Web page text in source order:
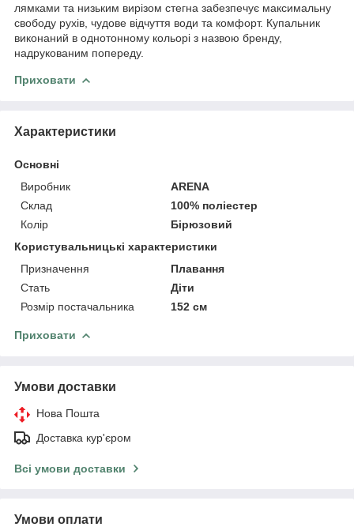
лямками та низьким вирізом стегна забезпечує максимальну
свободу рухів, чудове відчуття води та комфорт. Купальник
виконаний в однотонному кольорі з назвою бренду,
надрукованим попереду.
Приховати
Характеристики
Основні
Виробник
ARENA
Склад
100% поліестер
Колір
Бірюзовий
Користувальницькі характеристики
Призначення
Плавання
Стать
Діти
Розмір постачальника
152 см
Приховати
Умови доставки
Нова Пошта
Доставка кур'єром
Всі умови доставки
Умови оплати